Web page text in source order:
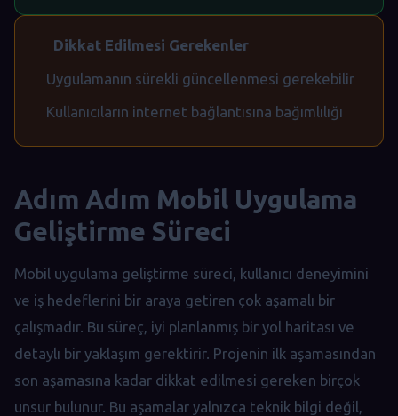
Dikkat Edilmesi Gerekenler
Uygulamanın sürekli güncellenmesi gerekebilir
Kullanıcıların internet bağlantısına bağımlılığı
Adım Adım Mobil Uygulama
Geliştirme Süreci
Mobil uygulama geliştirme süreci, kullanıcı deneyimini
ve iş hedeflerini bir araya getiren çok aşamalı bir
çalışmadır. Bu süreç, iyi planlanmış bir yol haritası ve
detaylı bir yaklaşım gerektirir. Projenin ilk aşamasından
son aşamasına kadar dikkat edilmesi gereken birçok
unsur bulunur. Bu aşamalar yalnızca teknik bilgi değil,